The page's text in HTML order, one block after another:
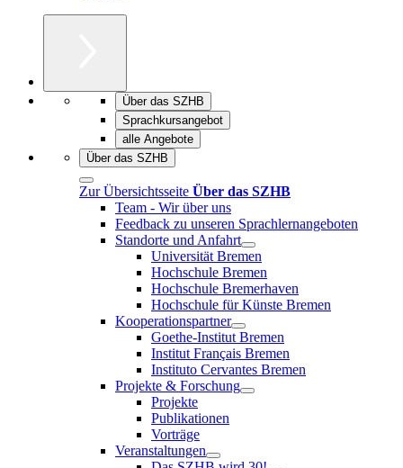
Über das SZHB
Sprachkursangebot
alle Angebote
Über das SZHB
Zur Übersichtsseite Über das SZHB
Team - Wir über uns
Feedback zu unseren Sprachlernangeboten
Standorte und Anfahrt
Universität Bremen
Hochschule Bremen
Hochschule Bremerhaven
Hochschule für Künste Bremen
Kooperationspartner
Goethe-Institut Bremen
Institut Français Bremen
Instituto Cervantes Bremen
Projekte & Forschung
Projekte
Publikationen
Vorträge
Veranstaltungen